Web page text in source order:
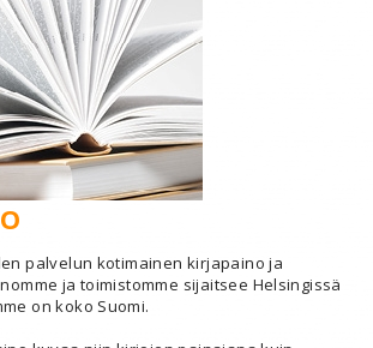
TILAAJAN OPAS
palvelun kotimainen kirjapaino ja
ja toimistomme sijaitsee Helsingissä
on koko Suomi.